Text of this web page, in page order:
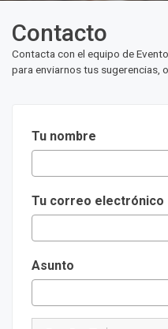
Contacto
Contacta con el equipo de
para enviarnos tus sugerencias,
Tu nombre
Tu correo electrónico
Asunto